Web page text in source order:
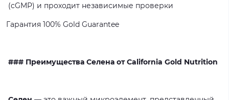
(cGMP) и проходит независимые проверки
Гарантия 100% Gold Guarantee
### Преимущества Селена от California Gold Nutrition